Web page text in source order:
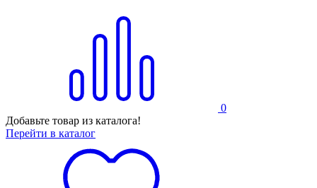
0
Добавьте товар из каталога!
Перейти в каталог